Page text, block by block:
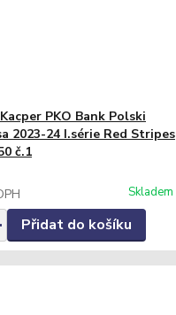
PKO Bank Polski
2023-24 I.série Red Stripes
č.1
Skladem
Přidat do košíku